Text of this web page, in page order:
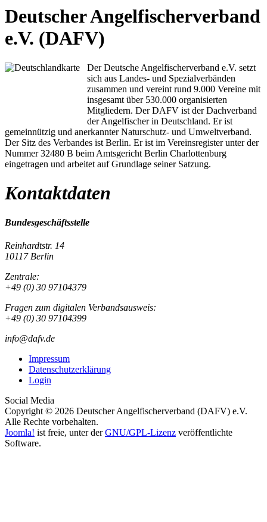
Deutscher Angelfischerverband
e.V. (DAFV)
Der Deutsche Angelfischerverband e.V. setzt
sich aus Landes- und Spezialverbänden
zusammen und vereint rund 9.000 Vereine mit
insgesamt über 530.000 organisierten
Mitgliedern. Der DAFV ist der Dachverband
der Angelfischer in Deutschland. Er ist
gemeinnützig und anerkannter Naturschutz- und Umweltverband.
Der Sitz des Verbandes ist Berlin. Er ist im Vereinsregister unter der
Nummer 32480 B beim Amtsgericht Berlin Charlottenburg
eingetragen und arbeitet auf Grundlage seiner Satzung.
Kontaktdaten
Bundesgeschäftsstelle
Reinhardtstr. 14
10117 Berlin
Zentrale:
+49 (0) 30 97104379
Fragen zum digitalen Verbandsausweis:
+49 (0) 30 97104399
info@dafv.de
Impressum
Datenschutzerklärung
Login
Social Media
Copyright © 2026 Deutscher Angelfischerverband (DAFV) e.V.
Alle Rechte vorbehalten.
Joomla! ist freie, unter derGNU/GPL-Lizenz veröffentlichte
Software.